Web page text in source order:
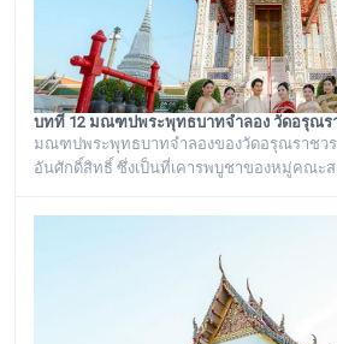
มณฑปพระพุทธบาทจำลองของวัดอรุณราชว
อันศักดิ์สิทธิ์ ซึ่งเป็นที่เคารพบูชาของหมู่คณะ
กับพระวิหารใหญ่วัดอรุณราชวราราม บริเวณข
รัส ก่อด้วยอิฐถือปูนประดับกระเบื้องถ้วยสีต่าง
ขึ้นในรัชสมัยพระบาทสมเด็จพระนั่งเกล้าเจ้า